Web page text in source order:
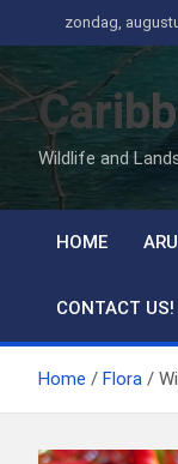
naar
de
inhoud
zondag,
Wildlife and
HOME
CONTACT US!
Home Flora